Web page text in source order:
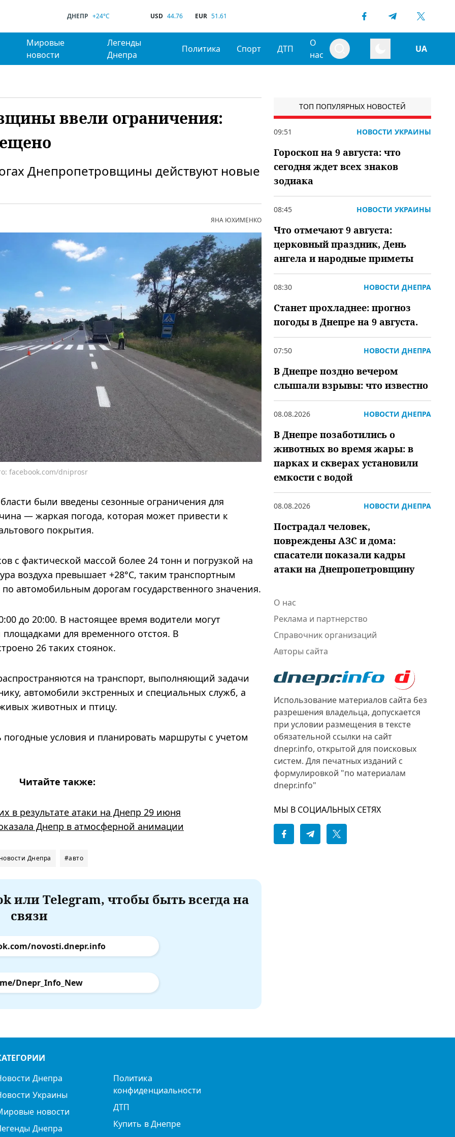
ДНЕПР +24°C USD 44.76 EUR 51.61
Мировые
новости
Легенды
Днепра
Политика Спорт ДТП
О
нас
UA
ввели ограничения:
Днепропетровщины действуют новые
ЯНА ЮХИМЕНКО
facebook.com/dniprosr
были введены сезонные ограничения для
— жаркая погода, которая может привести к
покрытия.
с фактической массой более 24 тонн и погрузкой на
воздуха превышает +28°C, таким транспортным
автомобильным дорогам государственного значения.
до 20:00. В настоящее время водители могут
для временного отстоя. В
26 таких стоянок.
на транспорт, выполняющий задачи
автомобили экстренных и специальных служб, а
животных и птицу.
условия и планировать маршруты с учетом
Читайте также:
в результате атаки на Днепр 29 июня
Днепр в атмосферной анимации
Днепра #авто
или Telegram, чтобы быть всегда на
связи
novosti.dnepr.info
Dnepr_Info_New
ТОП ПОПУЛЯРНЫХ НОВОСТЕЙ
09:51 НОВОСТИ УКРАИНЫ
Гороскоп на 9 августа: что
сегодня ждет всех знаков
зодиака
08:45 НОВОСТИ УКРАИНЫ
Что отмечают 9 августа:
церковный праздник, День
ангела и народные приметы
08:30 НОВОСТИ ДНЕПРА
Станет прохладнее: прогноз
погоды в Днепре на 9 августа.
07:50 НОВОСТИ ДНЕПРА
В Днепре поздно вечером
слышали взрывы: что известно
08.08.2026 НОВОСТИ ДНЕПРА
В Днепре позаботились о
животных во время жары: в
парках и скверах установили
емкости с водой
08.08.2026 НОВОСТИ ДНЕПРА
Пострадал человек,
повреждены АЗС и дома:
спасатели показали кадры
атаки на Днепропетровщину
О нас
Реклама и партнерство
Справочник организаций
Авторы сайта
Использование материалов сайта без
разрешения владельца, допускается
при условии размещения в тексте
обязательной ссылки на сайт
dnepr.info, открытой для поисковых
систем. Для печатных изданий с
формулировкой "по материалам
dnepr.info"
МЫ В СОЦИАЛЬНЫХ СЕТЯХ
Днепра
Украины
новости
Днепра
Политика
конфиденциальности
ДТП
Купить в Днепре